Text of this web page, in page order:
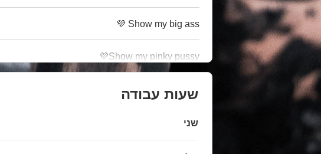
Show my big ass 💜
Show my pinky pussy💜
שעות עבודה
שני